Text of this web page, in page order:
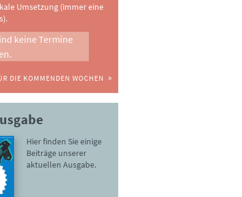
Umsetzung (immer eine
keine Termine
DIE KOMMENDEN WOCHEN
Hier finden Sie einige
Beiträge unserer
aktuellen Ausgabe.